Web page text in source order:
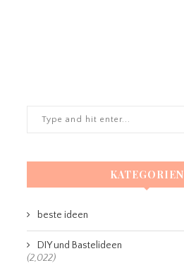
KATEGORIEN
beste ideen
DIY und Bastelideen
(2,022)